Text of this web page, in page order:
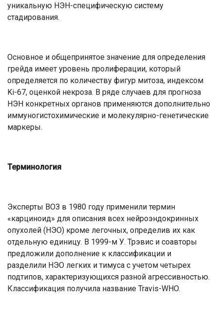
уникальную НЭН-специфическую систему
стадирования.
Основное и общепринятое значение для определения
грейда имеет уровень пролиферации, который
определяется по количеству фигур митоза, индексом
Ki-67, оценкой некроза. В ряде случаев для прогноза
НЭН конкретных органов применяются дополнительно
иммуногистохимические и молекулярно-генетические
маркеры.
Терминология
Эксперты ВОЗ в 1980 году применили термин
«карциноид» для описания всех нейроэндокринных
опухолей (НЭО) кроме легочных, определив их как
отдельную единицу. В 1999-м У. Трэвис и соавторы
предложили дополнение к классификации и
разделили НЭО легких и тимуса с учетом четырех
подтипов, характеризующихся разной агрессивностью.
Классификация получила название Travis-WHO.